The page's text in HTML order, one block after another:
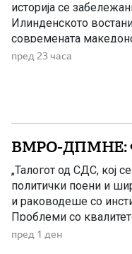
историја се
Илинденското
современата
Илинденското
пред 23 часа
ВМРО-ДПМНЕ:
„Талогот од СДС, кој
политички поени и
и раководеше со
Проблеми со
Филипче беше
пред 1 ден